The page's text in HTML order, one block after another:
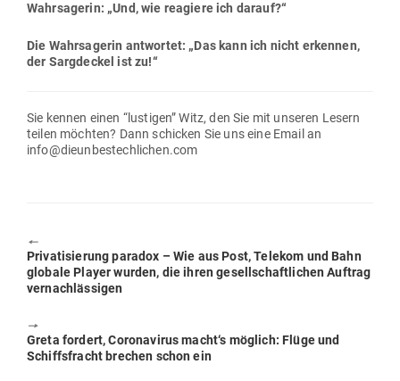
Wahr­sa­gerin: „Und, wie reagiere ich darauf?“
Die Wahr­sa­gerin ant­wortet: „Das kann ich nicht erkennen,
der Sarg­deckel ist zu!“
Sie kennen einen “lus­tigen” Witz, den Sie mit unseren Lesern
teilen möchten? Dann schicken Sie uns eine Email an
info@dieunbestechlichen.com
🠔
Previous
post:
Pri­va­ti­sierung paradox – Wie aus Post, Telekom und Bahn
globale Player wurden, die ihren gesell­schaft­lichen Auftrag
vernachlässigen
🠖
Next
post:
Greta fordert, Coro­na­virus macht‘s möglich: Flüge und
Schiffs­fracht brechen schon ein